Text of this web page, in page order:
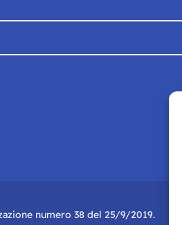
numero 38 del 25/9/2019.